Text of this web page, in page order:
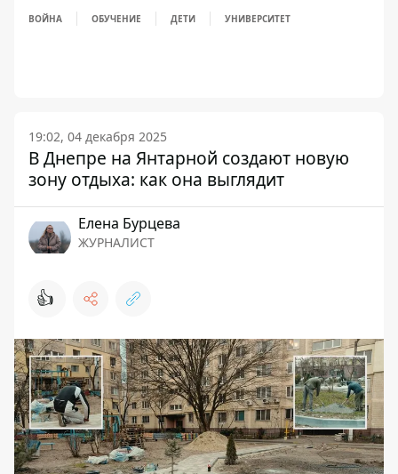
ВОЙНА ОБУЧЕНИЕ ДЕТИ УНИВЕРСИТЕТ
19:02, 04 декабря 2025
В Днепре на Янтарной создают новую
зону отдыха: как она выглядит
Елена Бурцева
ЖУРНАЛИСТ
👍